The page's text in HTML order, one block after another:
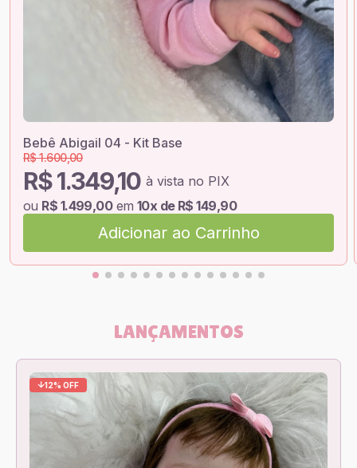
Bebê Abigail 04 - Kit Base
R$ 1.349,10 à vista no PIX
R$ 1.600,00
ou R$ 1.499,00em 10x de R$ 149,90
Adicionar ao Carrinho
LANÇAMENTOS
12% OFF